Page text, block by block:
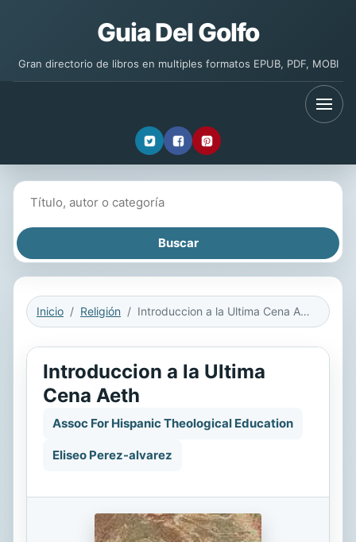
Guia Del Golfo
Gran directorio de libros en multiples formatos EPUB, PDF, MOBI
Inicio Religión Introduccion a la Ultima Cena Aeth
Introduccion a la Ultima
Cena Aeth
Assoc For Hispanic Theological Education
Eliseo Perez-alvarez